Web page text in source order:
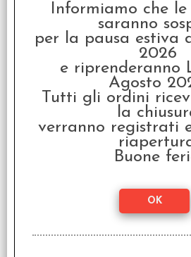
Munchkin -
€ 21,99
€ 17,59
Informiamo che le
saranno
per la pausa estiva
2026
e riprenderanno
Agosto
Tutti gli ordini
la
verranno registrati
Buone